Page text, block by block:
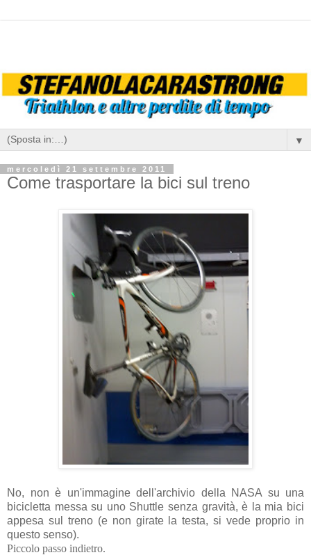
▼
mercoledì 21 settembre 2011
Come trasportare la bici sul treno
No, non è un'immagine dell'archivio della NASA su una
bicicletta messa su uno Shuttle senza gravità, è la mia bici
appesa sul treno (e non girate la testa, si vede proprio in
questo senso).
Piccolo passo indietro.